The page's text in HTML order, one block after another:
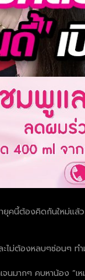
คนี้ต้องคิดกันใหม่แล้
ไม่ต้องหลบๆซ่อนๆ ทำ
ากๆ คบหาน้อง “เ